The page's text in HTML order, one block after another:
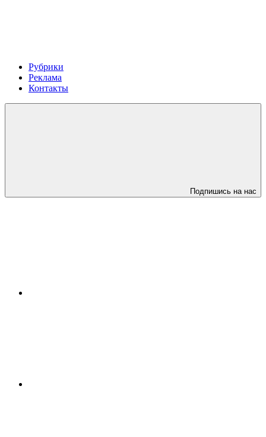
Рубрики
Реклама
Контакты
Подпишись на нас